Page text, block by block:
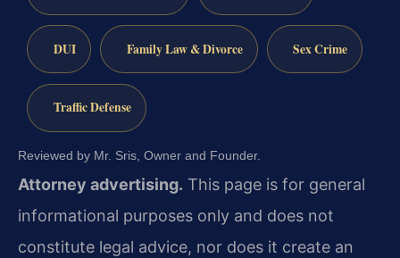
DUI Family Law & Divorce Sex Crime
Traffic Defense
Reviewed by Mr. Sris, Owner and Founder.
Attorney advertising. This page is for general
informational purposes only and does not
constitute legal advice, nor does it create an